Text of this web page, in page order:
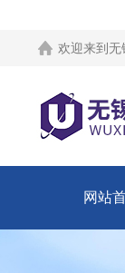
欢迎来到 无
网站